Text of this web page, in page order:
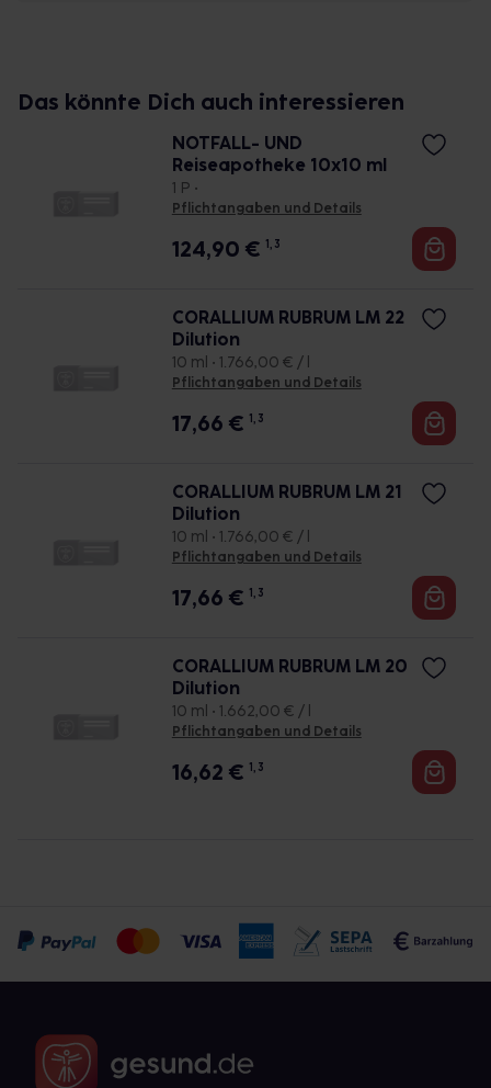
Das könnte Dich auch interessieren
NOTFALL- UND
Reiseapotheke 10x10 ml
1 P •
Pflichtangaben und Details
124,90 € 1, 3
CORALLIUM RUBRUM LM 22
Dilution
10 ml • 1.766,00 € / l
Pflichtangaben und Details
17,66 € 1, 3
CORALLIUM RUBRUM LM 21
Dilution
10 ml • 1.766,00 € / l
Pflichtangaben und Details
17,66 € 1, 3
CORALLIUM RUBRUM LM 20
Dilution
10 ml • 1.662,00 € / l
Pflichtangaben und Details
16,62 € 1, 3